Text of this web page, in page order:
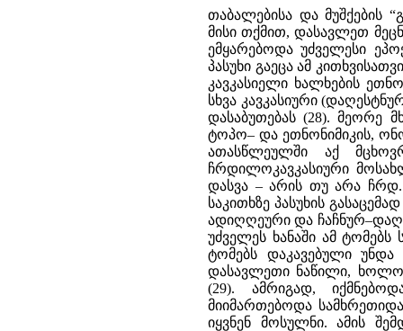
თაბალებისა და მუშქების
მისი თქმით, დასავლეთ
ემყარებოდა უძველესი
პასუხი გაეცა ამ
კავკასიელი ხალხების
სხვა კავკასიური
დასაბუთებას (28). მეორე
ტოპო– და ეთნონიმიკის,
ათასწლეულში აქ
ჩრდილოკავკასიური
დასვა – არის თუ არა ჩრდ.
საკითხზე პასუხის
ადიღღეური და
უძველეს ხანაში ამ
ტომებს დაკავებული
დასავლეთი ნაწილი, ხოლო
(29). ამრიგად,
მიიმართებოდა
იყვნენ მოსულნი. ამის